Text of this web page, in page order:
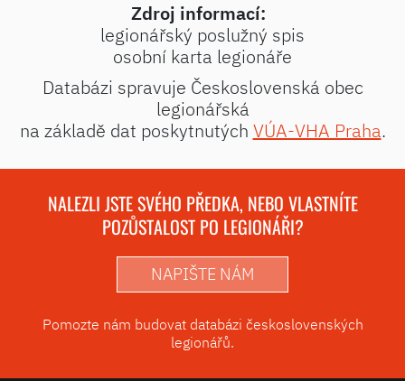
Zdroj informací:
legionářský poslužný spis
osobní karta legionáře
Databázi spravuje Československá obec
legionářská
na základě dat poskytnutých VÚA-VHA Praha.
NALEZLI JSTE SVÉHO PŘEDKA, NEBO VLASTNÍTE
POZŮSTALOST PO LEGIONÁŘI?
NAPIŠTE NÁM
Pomozte nám budovat databázi československých
legionářů.